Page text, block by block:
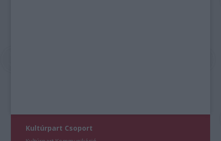
Kultúrpart Csoport